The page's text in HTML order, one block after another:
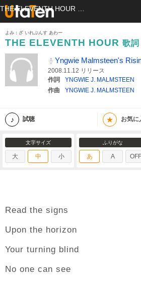
よみ：ざ いれぶんす あわー
THE ELEVENTH HOUR 歌詞
Yngwie Malmsteen's
2008.11.12 リリース
作詞
YNGWIE J. MALMSTEEN
作曲
YNGWIE J. MALMSTEEN
試聴 ★ お気に
文字サイズ
大 中 小
ふりがな
あ A OFF
Read the signs
Upon the horizon
Your turning blind
No one can see